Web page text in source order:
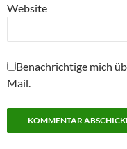
Website
Benachrichtige mich
Mail.